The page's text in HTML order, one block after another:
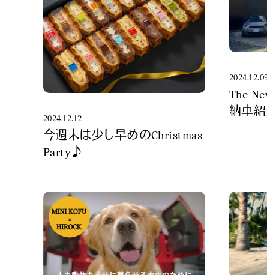
2024.12.12
今週末は少し早めのChristmas
Party♪
The
納車紹